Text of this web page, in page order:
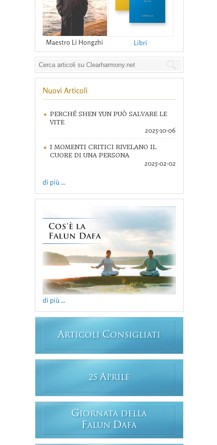
Maestro Li Hongzhi Libri
Nuovi Articoli
PERCHÉ SHEN YUN PUÒ SALVARE LE
VITE
2025-10-06
I MOMENTI CRITICI RIVELANO IL
CUORE DI UNA PERSONA
2025-02-02
di più ...
di più ...
ARTICOLI CONSIGLIATI
25 APRILE
GIORNATA DELLA
FALUN DAFA